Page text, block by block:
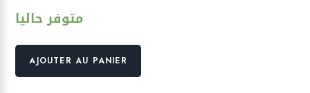
متوفر حاليا
quantité
de
AJOUTER AU PANIER